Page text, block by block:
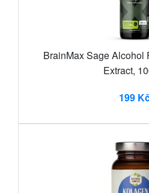
BrainMax Sage Alcohol
Extract,
199